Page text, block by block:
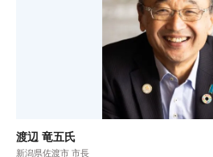
渡辺 竜五氏
新潟県佐渡市 市長